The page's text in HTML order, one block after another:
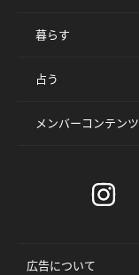
暮らす
占う
メンバーコンテンツ
広告について